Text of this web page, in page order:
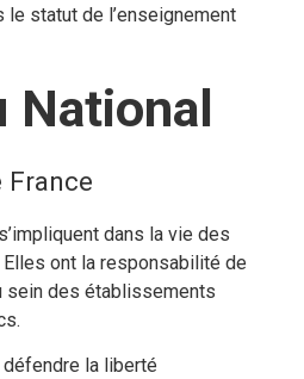
statut de l’enseignement
National
France
dans la vie des
ont la responsabilité de
sein des établissements
défendre la liberté